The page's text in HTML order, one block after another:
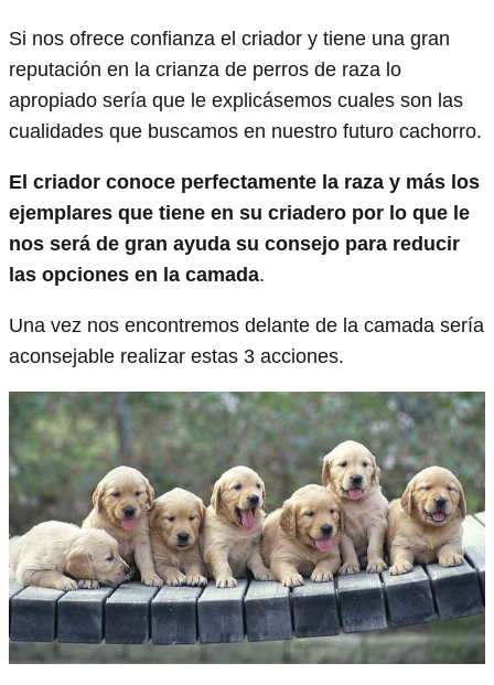
Si nos ofrece confianza el criador y tiene una gran
reputación en la crianza de perros de raza lo
apropiado sería que le explicásemos cuales son las
cualidades que buscamos en nuestro futuro cachorro.
El criador conoce perfectamente la raza y más los
ejemplares que tiene en su criadero por lo que le
nos será de gran ayuda su consejo para reducir
las opciones en la camada.
Una vez nos encontremos delante de la camada sería
aconsejable realizar estas 3 acciones.